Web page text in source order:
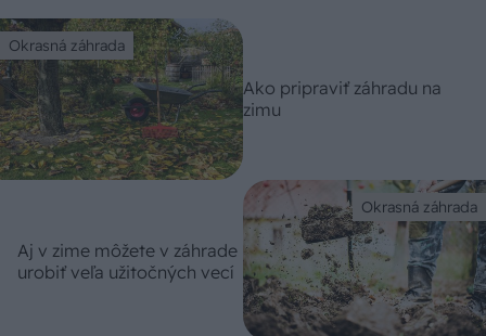
Okrasná záhrada
Ako pripraviť záhradu na
zimu
Okrasná záhrada
Aj v zime môžete v záhrade
urobiť veľa užitočných vecí